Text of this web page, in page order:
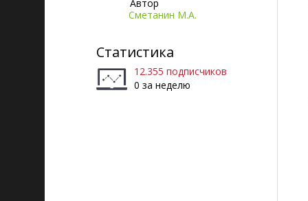
Автор
Сметанин М.А.
Статистика
12.355 подписчиков
0 за неделю